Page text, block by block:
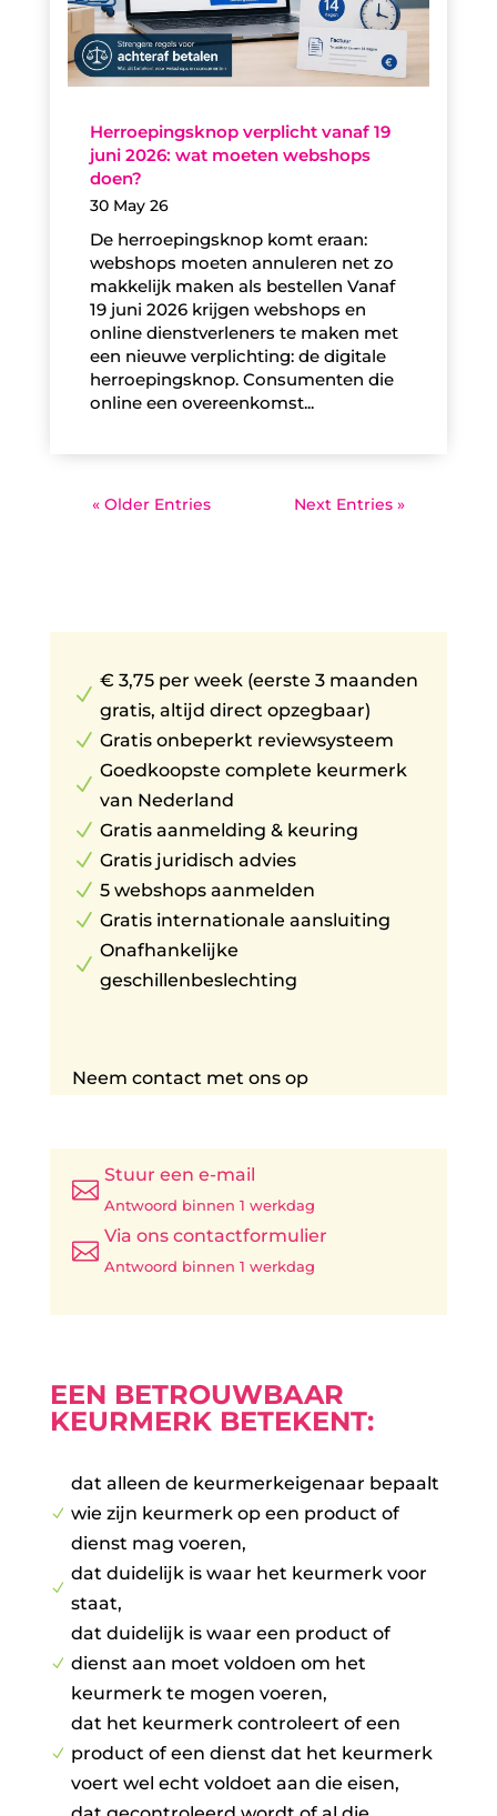
Herroepingsknop verplicht vanaf 19
juni 2026: wat moeten webshops
doen?
30 May 26
De herroepingsknop komt eraan:
webshops moeten annuleren net zo
makkelijk maken als bestellen Vanaf
19 juni 2026 krijgen webshops en
online dienstverleners te maken met
een nieuwe verplichting: de digitale
herroepingsknop. Consumenten die
online een overeenkomst...
« Older Entries Next Entries »
N
€ 3,75 per week (eerste 3 maanden
gratis, altijd direct opzegbaar)
N Gratis onbeperkt reviewsysteem
N
Goedkoopste complete keurmerk
van Nederland
N Gratis aanmelding & keuring
N Gratis juridisch advies
N 5 webshops aanmelden
N Gratis internationale aansluiting
N
Onafhankelijke
geschillenbeslechting
Neem contact met ons op

Stuur een e-mail
Antwoord binnen 1 werkdag

Via ons contactformulier
Antwoord binnen 1 werkdag
EEN BETROUWBAAR
KEURMERK BETEKENT:
N
dat alleen de keurmerkeigenaar bepaalt
wie zijn keurmerk op een product of
dienst mag voeren,
N
dat duidelijk is waar het keurmerk voor
staat,
N
dat duidelijk is waar een product of
dienst aan moet voldoen om het
keurmerk te mogen voeren,
N
dat het keurmerk controleert of een
product of een dienst dat het keurmerk
voert wel echt voldoet aan die eisen,